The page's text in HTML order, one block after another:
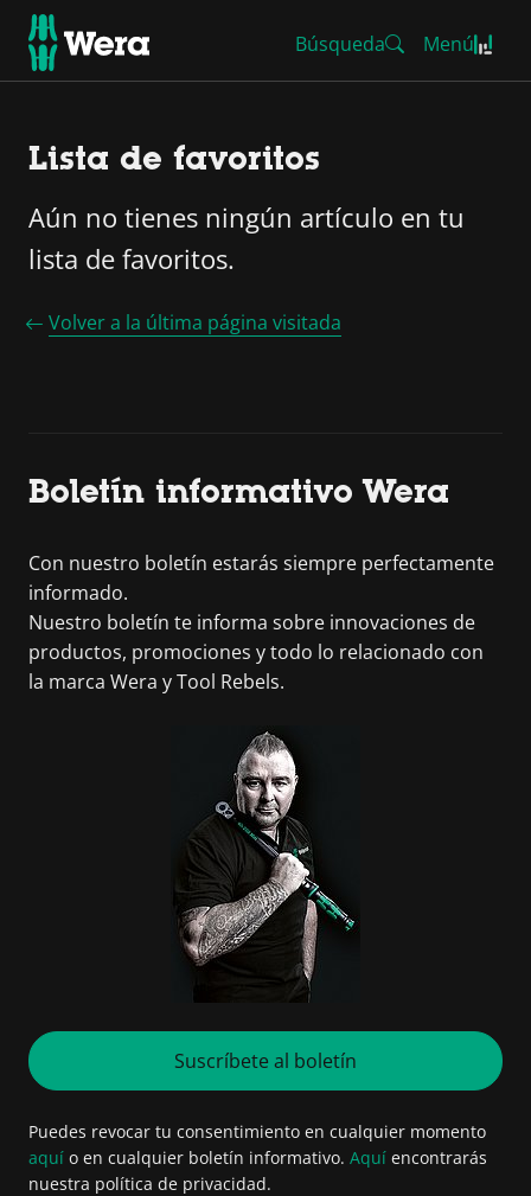
Búsqueda Menú
Lista de favoritos
Aún no tienes ningún artículo en tu
lista de favoritos.
Volver a la última página visitada
Boletín informativo Wera
Con nuestro boletín estarás siempre perfectamente
informado.
Nuestro boletín te informa sobre innovaciones de
productos, promociones y todo lo relacionado con
la marca Wera y Tool Rebels.
Suscríbete al boletín
Puedes revocar tu consentimiento en cualquier momento
aquí o en cualquier boletín informativo. Aquí encontrarás
nuestra política de privacidad.